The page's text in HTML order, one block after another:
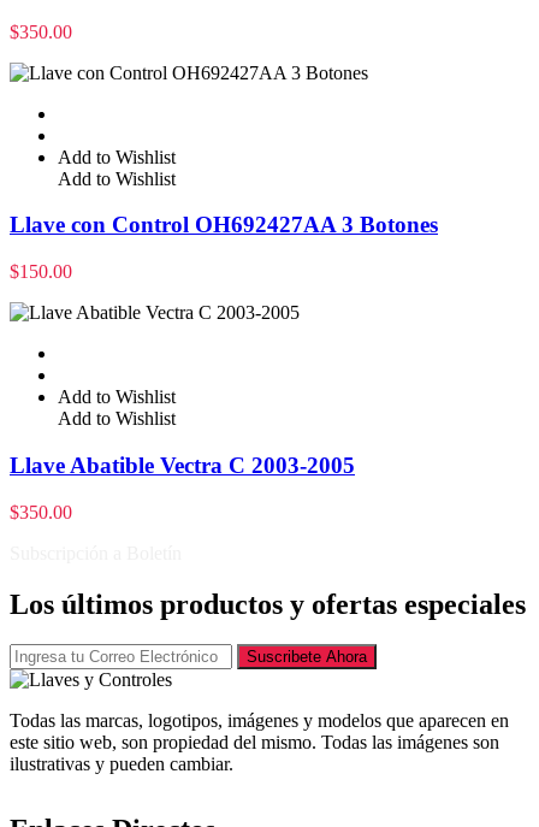
$350.00
Add to Wishlist
Add to Wishlist
Llave con Control OH692427AA 3 Botones
$150.00
Add to Wishlist
Add to Wishlist
Llave Abatible Vectra C 2003-2005
$350.00
Los últimos productos y ofertas especiales
Suscribete Ahora
Todas las marcas, logotipos, imágenes y modelos que aparecen en
este sitio web, son propiedad del mismo. Todas las imágenes son
ilustrativas y pueden cambiar.